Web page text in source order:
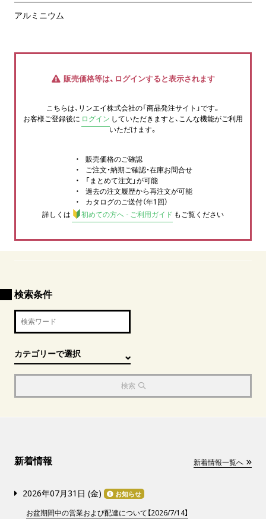
アルミニウム
販売価格等は、ログインすると表示されます
こちらは、リンエイ株式会社の「商品発注サイト」です。
お客様ご登録後に ログイン していただきますと、こんな機能がご利用
いただけます。
販売価格のご確認
ご注文・納期ご確認・在庫お問合せ
「まとめて注文」が可能
過去の注文履歴から再注文が可能
カタログのご送付（年1回）
詳しくは
初めての方へ - ご利用ガイド もご覧ください
検索条件
検索
新着情報 新着情報一覧へ
2026年07月31日 (金) お知らせ
お盆期間中の営業および配達について【2026/7/14】